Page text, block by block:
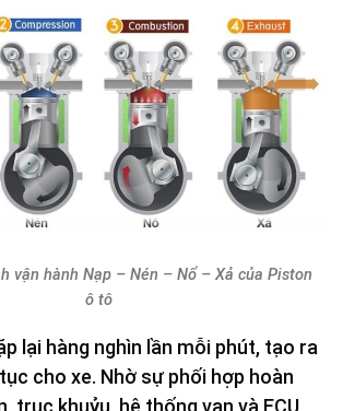
vận hành Nạp – Nén – Nổ – Xả của Piston
ô tô
lại hàng nghìn lần mỗi phút, tạo ra
cho xe. Nhờ sự phối hợp hoàn